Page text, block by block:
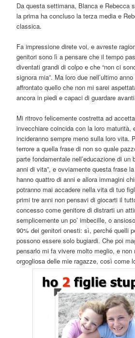
Da questa settimana, Blanca e Rebecca
la prima ha concluso la terza media e
classica.
Fa impressione direte voi, e avreste
genitori sono lì a pensare che il tempo
diventati grandi di colpo e che “non ci
signora mia”. Ma loro due nell’ultimo
affrontato quello che non mi sarei
ancora in piedi e capaci di guardare
Mi ritrovo felicemente costretta ad
invecchiare coincida con la loro maturità,
incideranno sempre meno sulla loro vita.
terrore a quella frase di non so quale
parte fondamentale nell’educazione di un
anni di vita”, e ovviamente questa frase
hanno quattro di anni e allora immagini
potranno mai accadere nella vita di tuo
primi tre anni non pensavi di giocarti il
concesso come genitore di distrarti un
semplicemente un po’ imbecille, o
90% dei genitori onesti: sì, perché quelli
possono essere solo bugiardi. Che poi
pensarlo mi fa vivere molto meglio, e non
orgogliosa delle mie ragazze, così come